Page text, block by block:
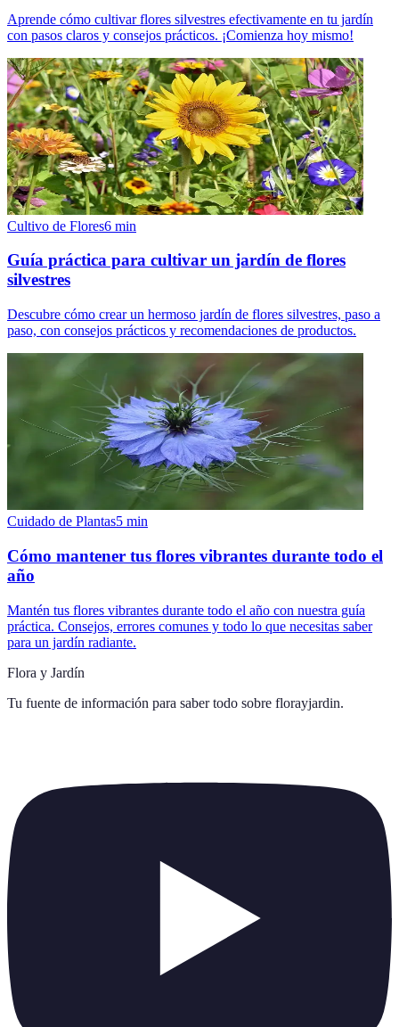
Aprende cómo cultivar flores silvestres efectivamente en tu jardín
con pasos claros y consejos prácticos. ¡Comienza hoy mismo!
Cultivo de Flores6 min
Guía práctica para cultivar un jardín de flores
silvestres
Descubre cómo crear un hermoso jardín de flores silvestres, paso a
paso, con consejos prácticos y recomendaciones de productos.
Cuidado de Plantas5 min
Cómo mantener tus flores vibrantes durante todo el
año
Mantén tus flores vibrantes durante todo el año con nuestra guía
práctica. Consejos, errores comunes y todo lo que necesitas saber
para un jardín radiante.
Flora y Jardín
Tu fuente de información para saber todo sobre florayjardin.